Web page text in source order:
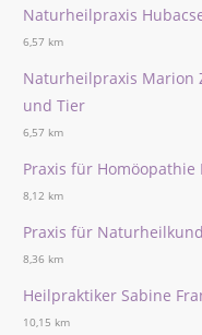
Naturheilpraxis
6,57 km
Naturheilpraxis Marion
und Tier
6,57 km
Praxis für Homöopathie
8,12 km
Praxis für
8,36 km
Heilpraktiker Sabine
10,15 km